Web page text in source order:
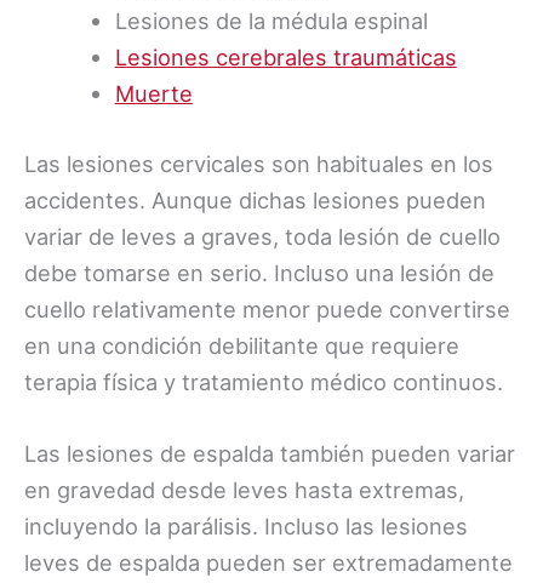
Lesiones de la médula espinal
Lesiones cerebrales traumáticas
Muerte
Las lesiones cervicales son habituales en los
accidentes. Aunque dichas lesiones pueden
variar de leves a graves, toda lesión de cuello
debe tomarse en serio. Incluso una lesión de
cuello relativamente menor puede convertirse
en una condición debilitante que requiere
terapia física y tratamiento médico continuos.
Las lesiones de espalda también pueden variar
en gravedad desde leves hasta extremas,
incluyendo la parálisis. Incluso las lesiones
leves de espalda pueden ser extremadamente